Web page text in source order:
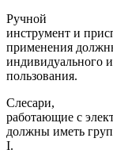
Ручной
инструмент и
применения
индивидуального
пользования.
Слесари,
работающие с
должны иметь
I.